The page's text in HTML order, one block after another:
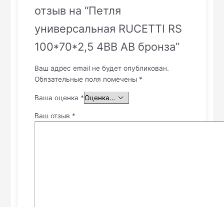
отзыв на “Петля
универсальная RUCETTI RS
100*70*2,5 4BB AB бронза”
Ваш адрес email не будет опубликован.
Обязательные поля помечены *
Ваша оценка *
Ваш отзыв *